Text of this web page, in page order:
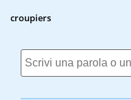
croupiers